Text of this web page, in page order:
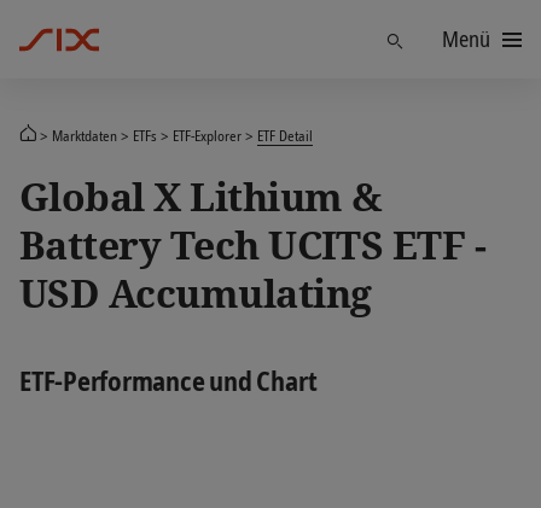
FindenMenü
Marktdaten ETFs ETF-Explorer ETF Detail
Global X Lithium &
Battery Tech UCITS ETF -
USD Accumulating
ETF-Performance und Chart